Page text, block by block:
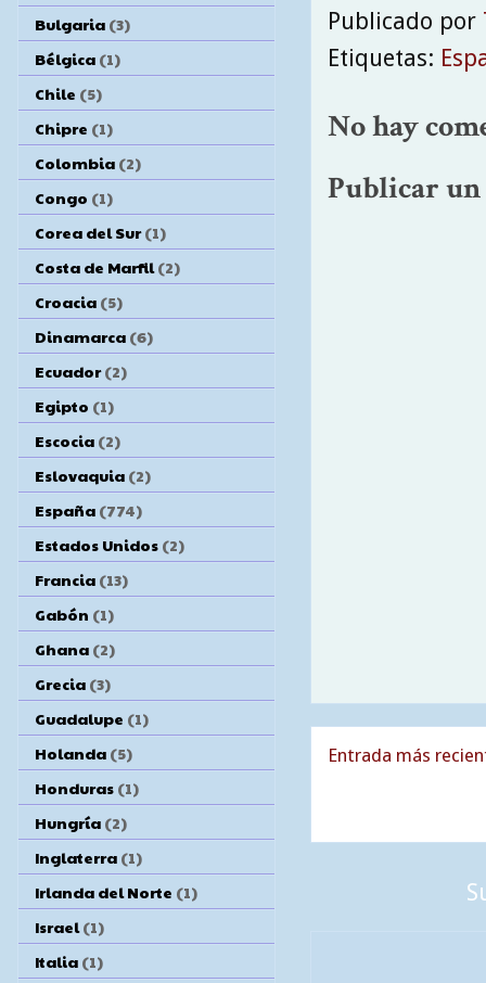
Publicado por
Etiquetas:
No hay
Publicar
Entrada más
Bulgaria (3)
Bélgica (1)
Chile (5)
Chipre (1)
Colombia (2)
Congo (1)
Corea del Sur (1)
Costa de Marfil (2)
Croacia (5)
Dinamarca (6)
Ecuador (2)
Egipto (1)
Escocia (2)
Eslovaquia (2)
España (774)
Estados Unidos (2)
Francia (13)
Gabón (1)
Ghana (2)
Grecia (3)
Guadalupe (1)
Holanda (5)
Honduras (1)
Hungría (2)
Inglaterra (1)
Irlanda del Norte (1)
Israel (1)
Italia (1)